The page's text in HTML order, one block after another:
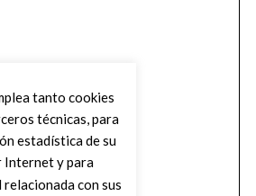
tanto cookies
técnicas, para
estadística de su
Internet y para
con sus